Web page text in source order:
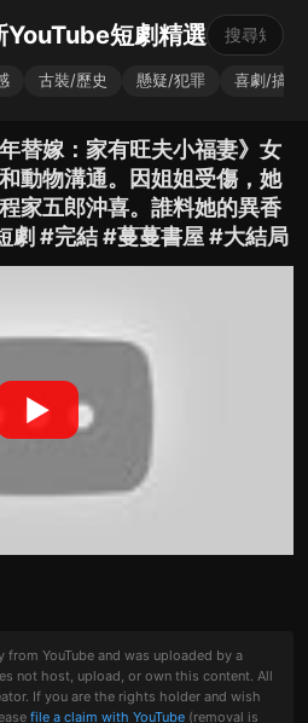
短劇精選
古裝/歷史 懸疑/犯罪 喜劇/搞笑
替嫁：家有旺夫小福妻》女
動物溝通。因姐姐受傷，她
家五郎沖喜。誰料她的異香
劇 #完結 #蔓蔓書屋 #大結局
▶
YouTube and was uploaded by a
not host, upload, or own this content. All
If you are the rights holder and wish
file a claim with YouTube (removal is